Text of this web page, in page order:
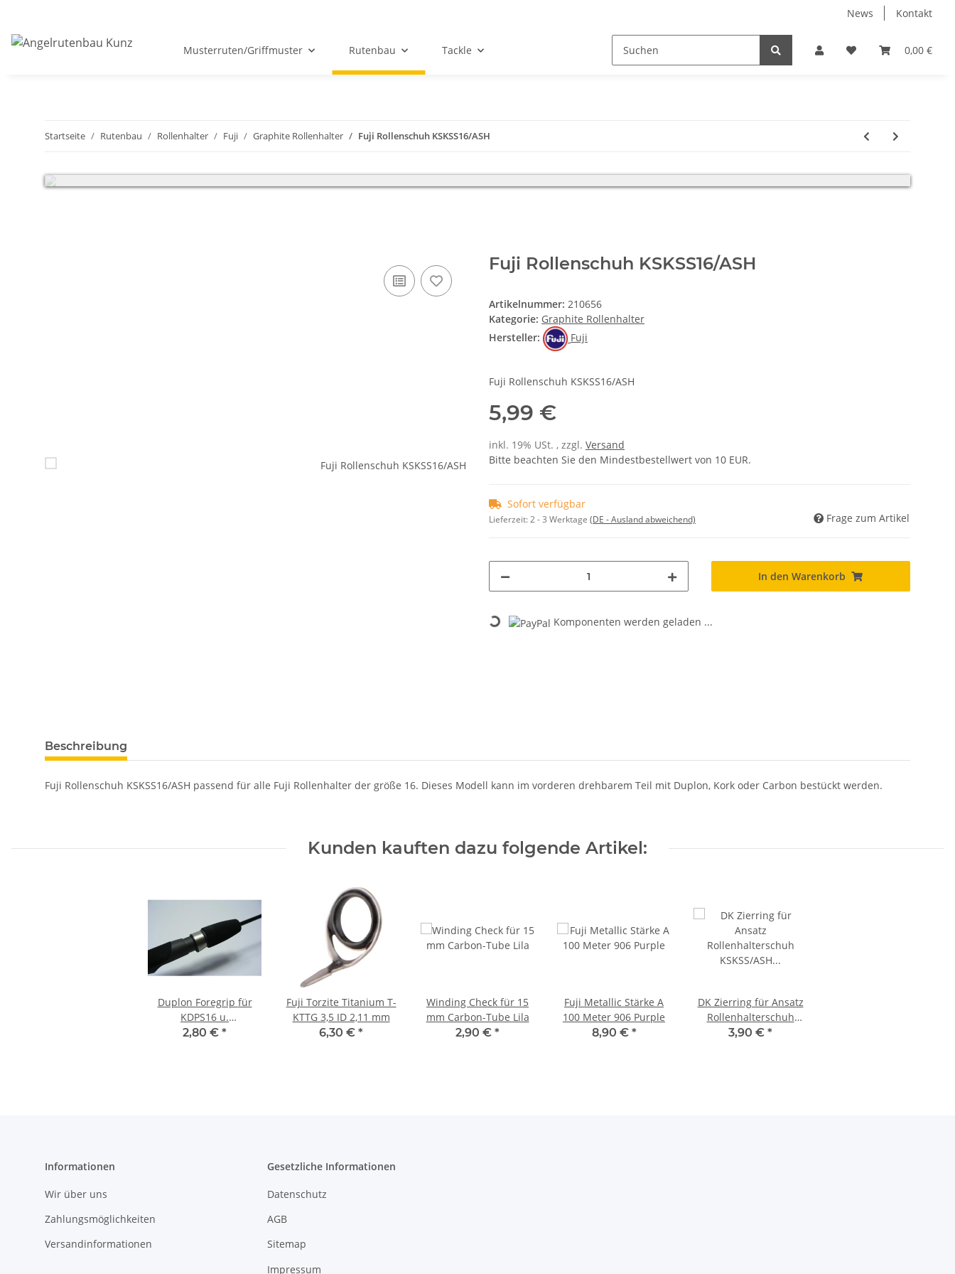
News Kontakt
0,00 €
Musterruten/Griffmuster Rutenbau Tackle
Startseite Rutenbau Rollenhalter Fuji Graphite Rollenhalter Fuji Rollenschuh KSKSS16/ASH
Fuji Rollenschuh KSKSS16/ASH
Artikelnummer: 210656
Kategorie: Graphite Rollenhalter
Hersteller:
Fuji
Fuji Rollenschuh KSKSS16/ASH
5,99 €
inkl. 19% USt. , zzgl. Versand
Bitte beachten Sie den Mindestbestellwert von 10 EUR.
Sofort verfügbar
Lieferzeit:2 - 3 Werktage (DE - Ausland abweichend) Frage zum Artikel
In den Warenkorb
Loading... Komponenten werden geladen ...
Beschreibung
Fuji Rollenschuh KSKSS16/ASH passend für alle Fuji Rollenhalter der größe 16. Dieses Modell kann im vorderen drehbarem Teil mit Duplon, Kork oder Carbon bestückt werden.
Kunden kauften dazu folgende Artikel:
Duplon Foregrip für
KDPS16 u.
KSKSS16/ASH
2,80 € *
Fuji Torzite Titanium T-
KTTG 3,5 ID 2,11 mm
6,30 € *
Winding Check für 15
mm Carbon-Tube Lila
2,90 € *
Fuji Metallic Stärke A
100 Meter 906 Purple
8,90 € *
DK Zierring für Ansatz
Rollenhalterschuh
KSKSS/ASH 16 Purple
3,90 € *
Informationen
Wir über uns
Zahlungsmöglichkeiten
Versandinformationen
Gesetzliche Informationen
Datenschutz
AGB
Sitemap
Impressum